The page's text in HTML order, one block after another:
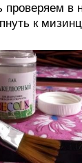
проверяем в
к